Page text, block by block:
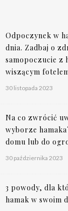
Odpoczynek w
dnia. Zadbaj o
samopoczucie z
wiszącym
30 listopada 2023
Na co zwrócić
wyborze
domu lub do
30 października 2023
3 powody, dla
hamak w swoim